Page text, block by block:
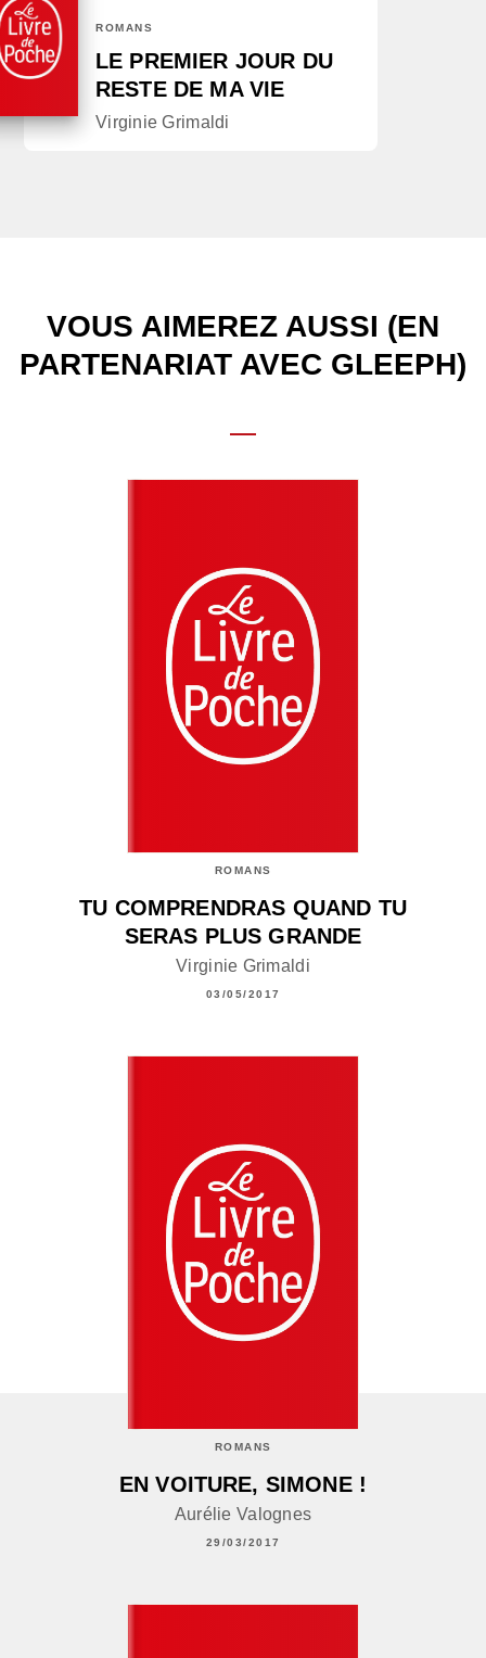
ROMANS
LE PREMIER JOUR DU
RESTE DE MA VIE
Virginie Grimaldi
VOUS AIMEREZ AUSSI (EN
PARTENARIAT AVEC GLEEPH)
ROMANS
TU COMPRENDRAS QUAND TU
SERAS PLUS GRANDE
Virginie Grimaldi
03/05/2017
ROMANS
EN VOITURE, SIMONE !
Aurélie Valognes
29/03/2017